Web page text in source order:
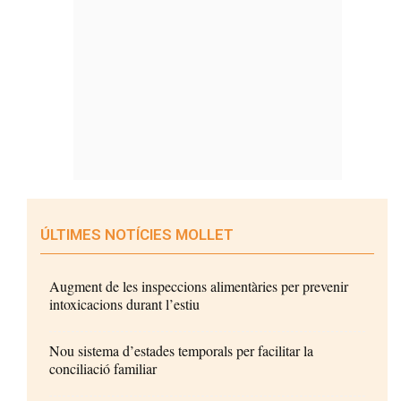
ÚLTIMES NOTÍCIES MOLLET
Augment de les inspeccions alimentàries per prevenir
intoxicacions durant l’estiu
Nou sistema d’estades temporals per facilitar la
conciliació familiar